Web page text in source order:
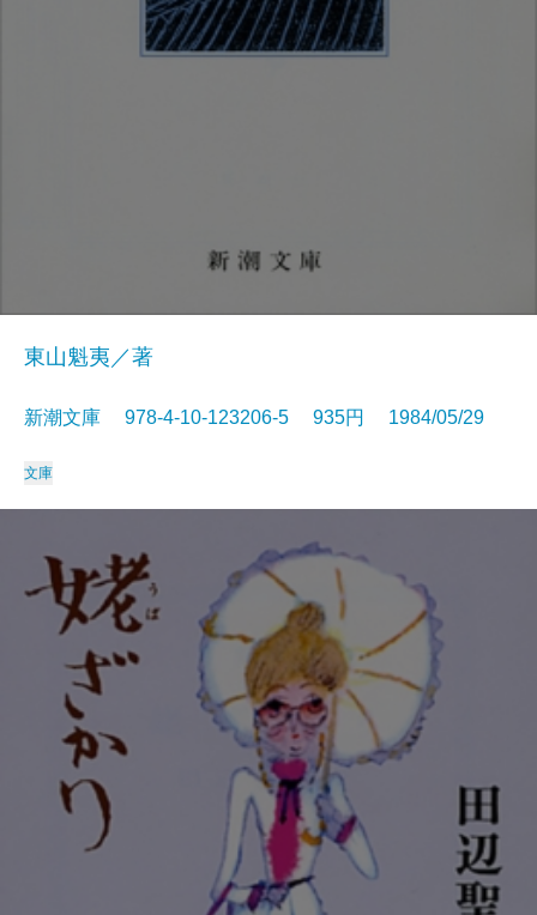
東山魁夷／著
新潮文庫 978-4-10-123206-5 935円 1984/05/29
文庫